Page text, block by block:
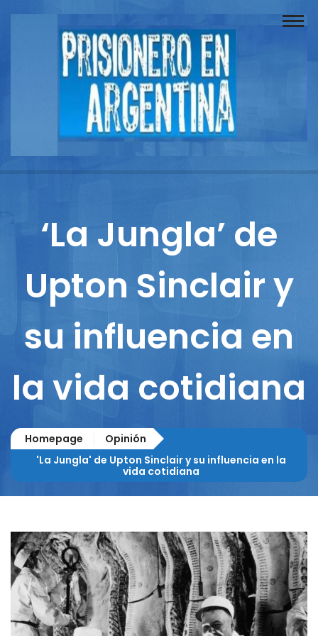
Buscador
Documentos
Reportajes
Columnistas
Contacto
‘La Jungla’ de
Upton Sinclair y
su influencia en
la vida cotidiana
Homepage
Opinión
'La Jungla' de Upton Sinclair y su influencia en la
vida cotidiana